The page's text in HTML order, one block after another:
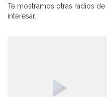
Te mostramos otras radios de
interesar.